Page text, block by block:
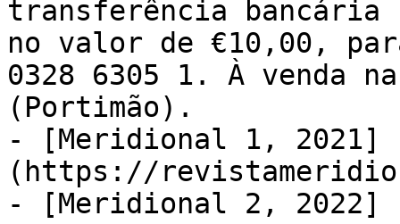
transferência bancária
no valor de €10,00,
0328 6305 1. À venda
(Portimão).
- [Meridional 1, 2021]
(https://
- [Meridional 2, 2022]